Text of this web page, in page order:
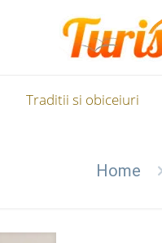
Traditii si obiceiuri
Home